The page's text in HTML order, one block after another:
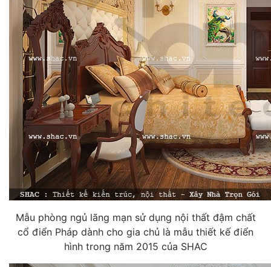
Mẫu phòng ngủ lãng mạn sử dụng nội thất đậm chất
cổ điển Pháp dành cho gia chủ là mẫu thiết kế điển
hình trong năm 2015 của SHAC